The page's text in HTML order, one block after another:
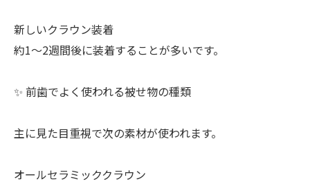
新しいクラウン装着
約1〜2週間後に装着することが多いです。
✨ 前歯でよく使われる被せ物の種類
主に見た目重視で次の素材が使われます。
オールセラミッククラウン